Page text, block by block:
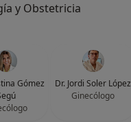
y Obstetricia
Gómez
Dr. Jordi Soler López
Ginecólogo